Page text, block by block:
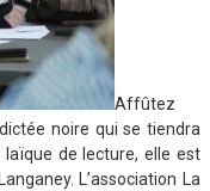
Affûtez
noire qui se tiendra
de lecture, elle est
L’association La